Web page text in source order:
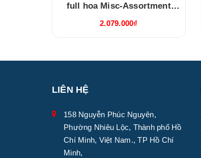
full hoa Misc-Assortment
(212471496B)
2.079.000₫
LIÊN HỆ
158 Nguyễn Phúc Nguyên,
Phường Nhiêu Lộc, Thành phố Hồ
Chí Minh, Việt Nam., TP Hồ Chí
Minh,